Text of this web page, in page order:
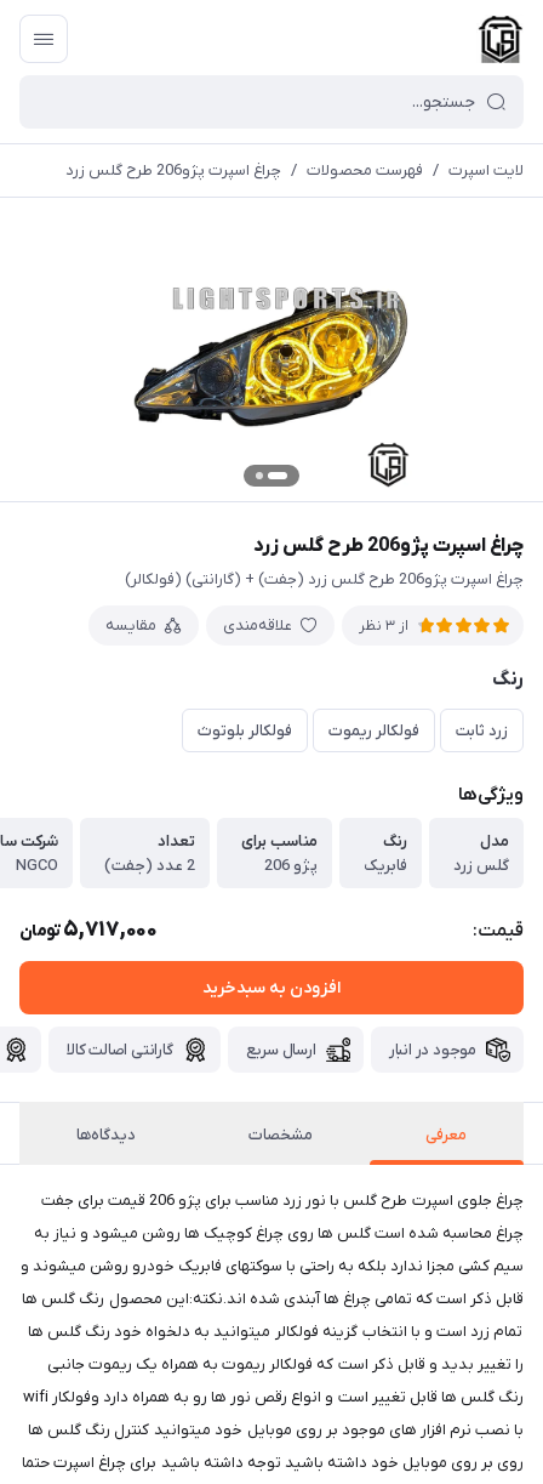
لایت اسپرت / فهرست محصولات / چراغ اسپرت پژو206 طرح گلس زرد
چراغ اسپرت پژو206 طرح گلس زرد
چراغ اسپرت پژو206 طرح گلس زرد (جفت) + (گارانتی) (فولکالر)
از 3 نظر علاقه‌مندی مقایسه
رنگ
زرد ثابت فولکالر ریموت فولکالر بلوتوث
ویژگی‌ها
مدل
گلس زرد
رنگ
فابریک
مناسب برای
پژو 206
تعداد
2 عدد (جفت)
شرکت
NGCO
قیمت: 5,717,000تومان
افزودن به سبدخرید
موجود در انبار ارسال سریع گارانتی اصالت کالا
معرفی مشخصات دیدگاه‌ها
چراغ جلوی اسپرت طرح گلس با نور زرد مناسب برای پژو 206 قیمت برای جفت
چراغ محاسبه شده است گلس ها روی چراغ کوچیک ها روشن میشود و نیاز به
سیم کشی مجزا ندارد بلکه به راحتی با سوکتهای فابریک خودرو روشن میشوند و
قابل ذکر است که تمامی چراغ ها آبندی شده اند.نکته:این محصول رنگ گلس ها
تمام زرد است و با انتخاب گزینه فولکالر میتوانید به دلخواه خود رنگ گلس ها
را تغییر بدید و قابل ذکر است که فولکالر ریموت به همراه یک ریموت جانبی
رنگ گلس ها قابل تغییر است و انواع رقص نور ها رو به همراه دارد وفولکار wifi
با نصب نرم افزار های موجود بر روی موبایل خود میتوانید کنترل رنگ گلس ها
روی بر روی موبایل خود داشته باشید توجه داشته باشید برای چراغ اسپرت حتما